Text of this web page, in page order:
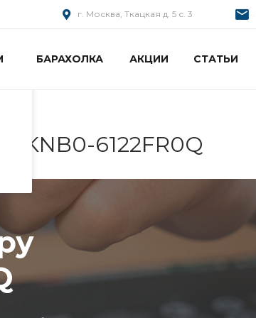
г. Москва, Ткацкая д. 5 с. 3
БАРАХОЛКА АКЦИИ СТАТЬИ
0KNB0-6122FR0Q